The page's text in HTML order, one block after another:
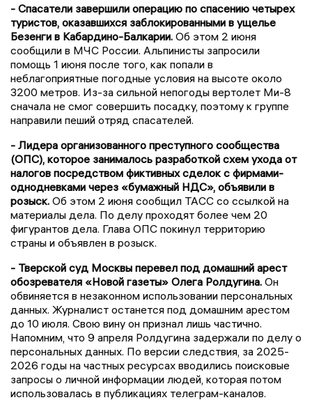
- Спасатели завершили операцию по спасению четырех
туристов, оказавшихся заблокированными в ущелье
Безенги в Кабардино-Балкарии. Об этом 2 июня
сообщили в МЧС России. Альпинисты запросили
помощь 1 июня после того, как попали в
неблагоприятные погодные условия на высоте около
3200 метров. Из-за сильной непогоды вертолет Ми-8
сначала не смог совершить посадку, поэтому к группе
направили пеший отряд спасателей.
- Лидера организованного преступного сообщества
(ОПС), которое занималось разработкой схем ухода от
налогов посредством фиктивных сделок с фирмами-
однодневками через «бумажный НДС», объявили в
розыск. Об этом 2 июня сообщил ТАСС со ссылкой на
материалы дела. По делу проходят более чем 20
фигурантов дела. Глава ОПС покинул территорию
страны и объявлен в розыск.
- Тверской суд Москвы перевел под домашний арест
обозревателя «Новой газеты» Олега Ролдугина. Он
обвиняется в незаконном использовании персональных
данных. Журналист останется под домашним арестом
до 10 июля. Свою вину он признал лишь частично.
Напомним, что 9 апреля Ролдугина задержали по делу о
персональных данных. По версии следствия, за 2025-
2026 годы на частных ресурсах вводились поисковые
запросы о личной информации людей, которая потом
использовалась в публикациях телеграм-каналов.